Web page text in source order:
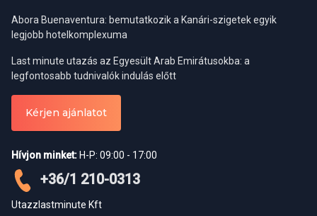
Ha viszont inkább csak kulturális céllal látogatnánk az országba,
akkor a tavaszi időszak a legideálisabb. A téli esőzések ilyenkor
már véget értek, a levegő kellemesen meleg, a táj pedig a
partján. Amennyiben a keleti, hegyvidéki területekre is kíváncsiak
vagyunk, az utazás ideális ideje május és október közé tehető,
télen ugyanis ezen a területen gyakoriak a fagyok, illetve a
havazás miatti útlezárások.
Régiók:
Belek, Side, Alanya
Részvételi díj:
0-6 év ingyenes / 7-12 év 18 € / felnőtt 35 €
Azoknak ajánljuk ezt a programunkat, akik tengeribetegek vagy
nem szeretnék feláldozni egy napjukat a város felfedezésével,
hiszen vétek lenne kihagyni a város látványosságainak
Abora Buenaventura: bemutatkozik a Kanári-szigetek egyik
legjobb hotelkomplexuma
Last minute utazás az Egyesült Arab Emirátusokba: a
legfontosabb tudnivalók indulás előtt
Kérjen ajánlatot
Hívjon minket: H-P: 09:00 - 17:00
+36/1 210-0313
Utazzlastminute Kft